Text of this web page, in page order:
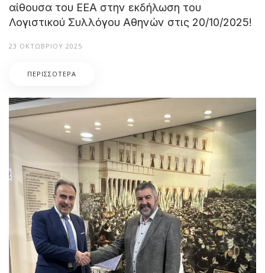
αίθουσα του ΕΕΑ στην εκδήλωση του
Λογιστικού Συλλόγου Αθηνών στις 20/10/2025!
23 ΟΚΤΩΒΡΊΟΥ 2025
ΠΕΡΙΣΣΌΤΕΡΑ